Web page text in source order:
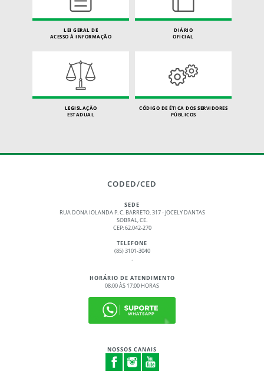
LEI GERAL DE
ACESSO À INFORMAÇÃO
DIÁRIO
OFICIAL
LEGISLAÇÃO
ESTADUAL
CÓDIGO DE ÉTICA DOS SERVIDORES
PÚBLICOS
CODED/CED
SEDE
RUA DONA IOLANDA P. C. BARRETO, 317 - JOCELY DANTAS
SOBRAL, CE.
CEP: 62.042-270
TELEFONE
(85) 3101-3040
.
HORÁRIO DE ATENDIMENTO
08:00 ÀS 17:00 HORAS
NOSSOS CANAIS